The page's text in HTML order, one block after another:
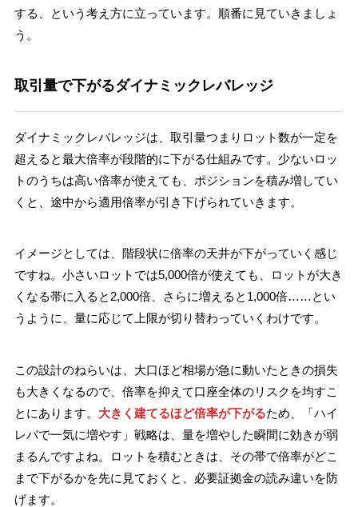
する、という考え方に立っています。順番に見ていきましょ
う。
取引量で下がるダイナミックレバレッジ
ダイナミックレバレッジは、取引量つまりロット数が一定を
超えると最大倍率が段階的に下がる仕組みです。少ないロッ
トのうちは高い倍率が使えても、ポジションを積み増してい
くと、途中から適用倍率が引き下げられていきます。
イメージとしては、階段状に倍率の天井が下がっていく感じ
ですね。小さいロットでは5,000倍が使えても、ロットが大き
くなる帯に入ると2,000倍、さらに増えると1,000倍……とい
うように、量に応じて上限が切り替わっていくわけです。
この設計のねらいは、大口ほど相場が急に動いたときの損失
も大きくなるので、倍率を抑えて口座全体のリスクを均すこ
とにあります。 大きく建てるほど倍率が下がるため、「ハイ
レバで一気に増やす」戦略は、量を増やした瞬間に効きが弱
まるんですよね。ロットを積むときは、その帯で倍率がどこ
まで下がるかを先に見ておくと、必要証拠金の読み違いを防
げます。